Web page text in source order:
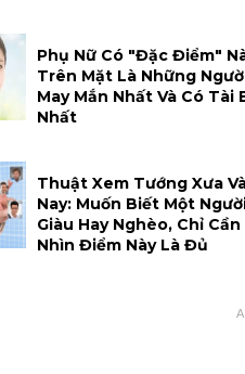
Phụ Nữ Có "đặc Điểm"
Trên Mặt Là Những
May Mắn Nhất Và Có Tài
Nhất
Thuật Xem Tướng Xưa
Nay: Muốn Biết Một
Giàu Hay Nghèo, Chỉ Cần
Nhìn Điểm Này Là Đủ